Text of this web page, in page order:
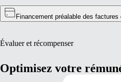
Financement préalable des factures
Évaluer et récompenser
Optimisez votre